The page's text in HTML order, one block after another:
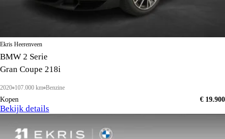
Ekris Heerenveen
BMW 2 Serie
Gran Coupe 218i
2020 107.000 km Benzine
Kopen € 19.900
Bekijk details